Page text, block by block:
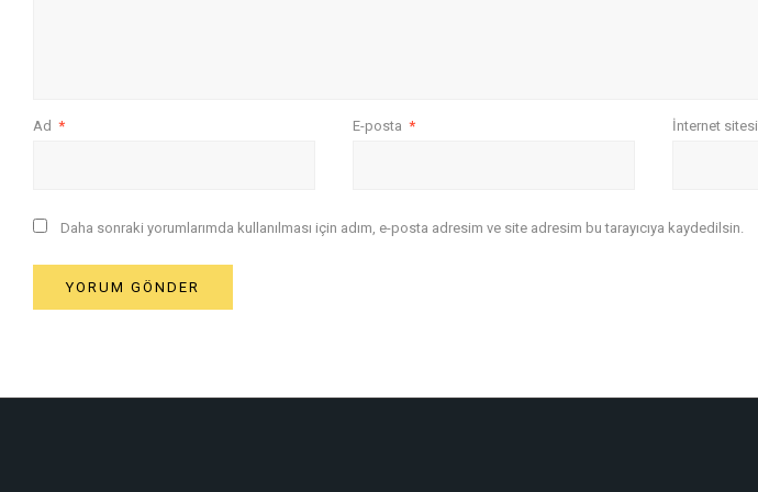
Ad * E-posta * İnternet sitesi
Daha sonraki yorumlarımda kullanılması için adım, e-posta adresim ve site adresim bu tarayıcıya kaydedilsin.